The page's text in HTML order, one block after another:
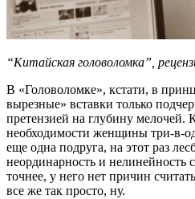
“Китайская головоломка”,
В «Головоломке», кстати, в
вырезные» вставки только
претензией на глубину
необходимости женщины три-в-
еще одна подруга, на этот раз
неординарность и нелинейность
точнее, у него нет причин
все же так просто, ну.